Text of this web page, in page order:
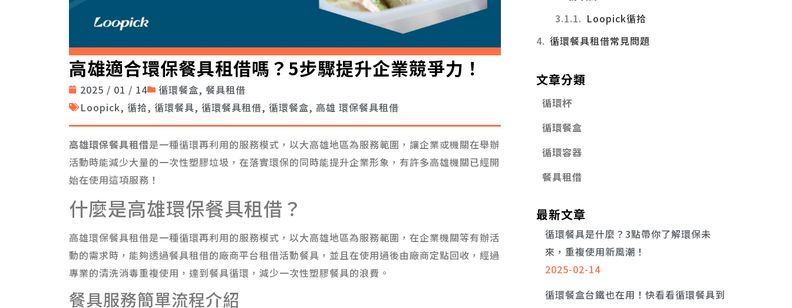
高雄適合環保餐具租借嗎？5步驟提升企業競爭力！
2025 / 01 / 14 循環餐盒, 餐具租借
Loopick, 循拾, 循環餐具, 循環餐具租借, 循環餐盒, 高雄 環保餐具租借
高雄環保餐具租借是一種循環再利用的服務模式，以大高雄地區為服務範圍，讓企業或機關在舉辦
活動時能減少大量的一次性塑膠垃圾，在落實環保的同時能提升企業形象，有許多高雄機關已經開
始在使用這項服務！
什麼是高雄環保餐具租借？
高雄環保餐具租借是一種循環再利用的服務模式，以大高雄地區為服務範圍，在企業機關等有辦活
動的需求時，能夠透過餐具租借的廠商平台租借活動餐具，並且在使用過後由廠商定點回收，經過
專業的清洗消毒重複使用，達到餐具循環，減少一次性塑膠餐具的浪費。
餐具服務簡單流程介紹
Loopick循拾
循環餐具租借常見問題
文章分類
循環杯
循環餐盒
循環容器
餐具租借
最新文章
循環餐具是什麼？3點帶你了解環保未
來，重複使用新風潮！
2025-02-14
循環餐盒台鐵也在用！快看看循環餐具到